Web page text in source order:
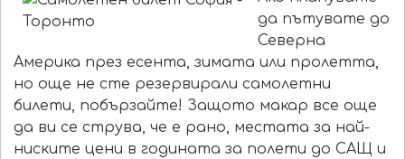
да пътувате до
Северна
Америка през есента, зимата или пролетта,
но още не сте резервирали самолетни
билети, побързайте! Защото макар все още
да ви се струва, че е рано, местата за най-
ниските цени в годината за полети до САЩ и